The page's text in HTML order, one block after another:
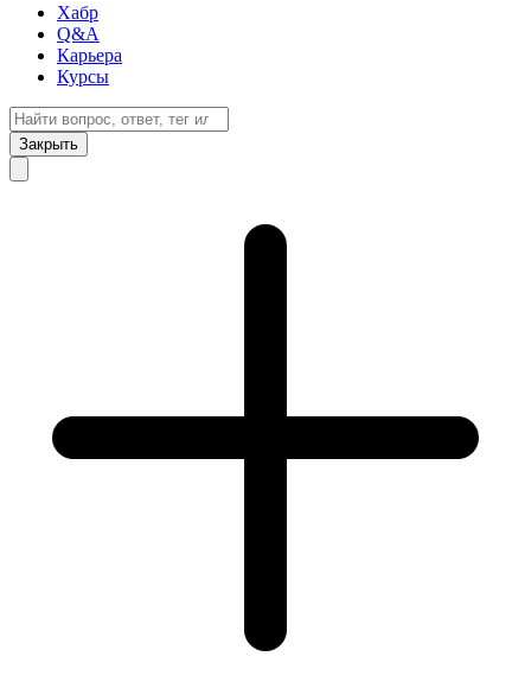
Хабр
Q&A
Карьера
Курсы
Закрыть